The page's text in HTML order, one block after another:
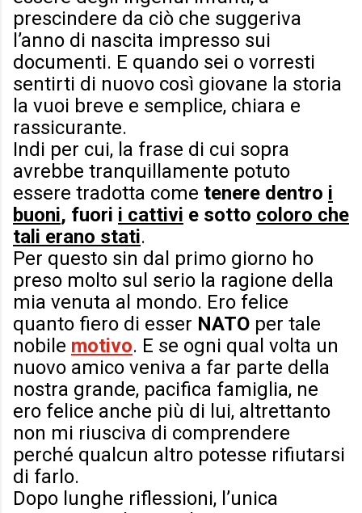
prescindere da ciò che suggeriva
l’anno di nascita impresso sui
documenti. E quando sei o vorresti
sentirti di nuovo così giovane la storia
la vuoi breve e semplice, chiara e
rassicurante.
Indi per cui, la frase di cui sopra
avrebbe tranquillamente potuto
essere tradotta come tenere dentro i
buoni, fuori i cattivi e sotto coloro che
tali erano stati.
Per questo sin dal primo giorno ho
preso molto sul serio la ragione della
mia venuta al mondo. Ero felice
quanto fiero di esser NATO per tale
nobile motivo. E se ogni qual volta un
nuovo amico veniva a far parte della
nostra grande, pacifica famiglia, ne
ero felice anche più di lui, altrettanto
non mi riusciva di comprendere
perché qualcun altro potesse rifiutarsi
di farlo.
Dopo lunghe riflessioni, l’unica